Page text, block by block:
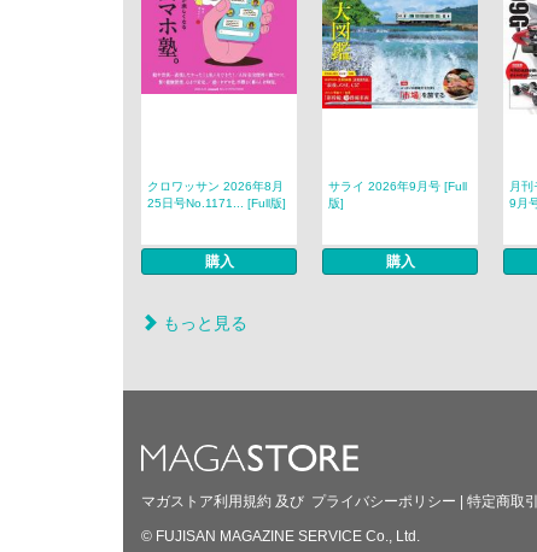
クロワッサン 2026年8月
25日号No.1171... [Full版]
購入
サライ 2026年9月号 [Full
版]
購入
月
9月
もっと見る
マガストア利用規約 及び プライバシーポリシー 特定商取
© FUJISAN MAGAZINE SERVICE Co., Ltd.